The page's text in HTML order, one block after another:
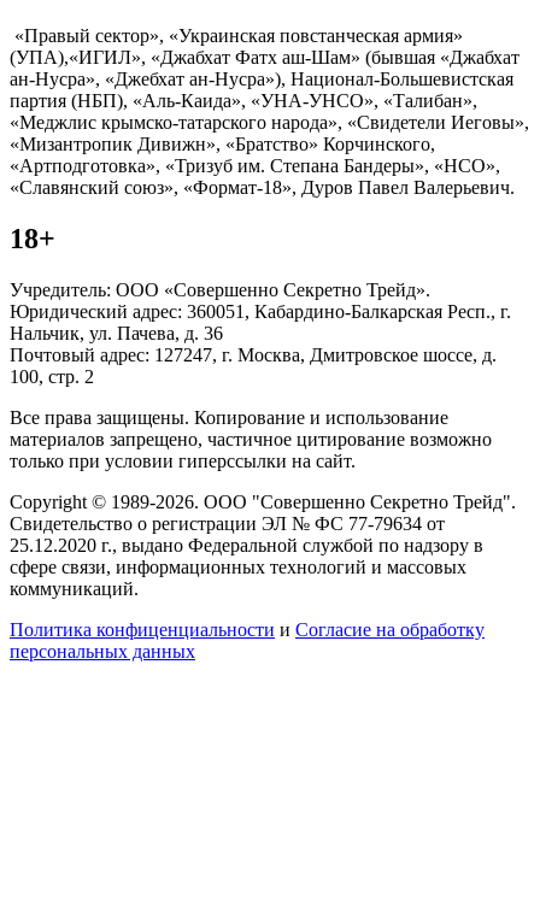
«Правый сектор», «Украинская повстанческая армия»
(УПА),«ИГИЛ», «Джабхат Фатх аш-Шам» (бывшая «Джабхат
ан-Нусра», «Джебхат ан-Нусра»), Национал-Большевистская
партия (НБП), «Аль-Каида», «УНА-УНСО», «Талибан»,
«Меджлис крымско-татарского народа», «Свидетели Иеговы»,
«Мизантропик Дивижн», «Братство» Корчинского,
«Артподготовка», «Тризуб им. Степана Бандеры», «НСО»,
«Славянский союз», «Формат-18», Дуров Павел Валерьевич.
18+
Учредитель: ООО «Совершенно Секретно Трейд».
Юридический адрес: 360051, Кабардино-Балкарская Респ., г.
Нальчик, ул. Пачева, д. 36
Почтовый адрес: 127247, г. Москва, Дмитровское шоссе, д.
100, стр. 2
Все права защищены. Копирование и использование
материалов запрещено, частичное цитирование возможно
только при условии гиперссылки на сайт.
Copyright © 1989-2026. ООО "Совершенно Секретно Трейд".
Свидетельство о регистрации ЭЛ № ФС 77-79634 от
25.12.2020 г., выдано Федеральной службой по надзору в
сфере связи, информационных технологий и массовых
коммуникаций.
Политика конфиценциальности и Согласие на обработку
персональных данных